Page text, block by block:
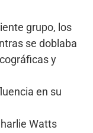
grupo, los
se doblaba
y
en su
Watts